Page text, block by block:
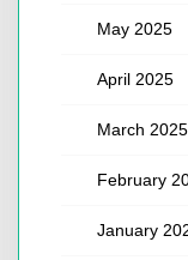
May 2025
April 2025
March 2025
February
January